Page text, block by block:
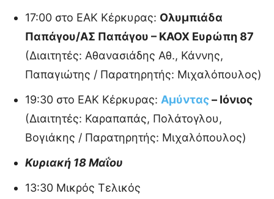
17:00 στο ΕΑΚ Κέρκυρας: Ολυμπιάδα
Παπάγου/ΑΣ Παπάγου – ΚΑΟΧ Ευρώπη 87
(Διαιτητές: Αθανασιάδης Αθ., Κάννης,
Παπαγιώτης / Παρατηρητής: Μιχαλόπουλος)
19:30 στο ΕΑΚ Κέρκυρας: Αμύντας– Ιόνιος
(Διαιτητές: Καραπαπάς, Πολάτογλου,
Βογιάκης / Παρατηρητής: Μιχαλόπουλος)
Κυριακή 18 Μαΐου
13:30 Μικρός Τελικός